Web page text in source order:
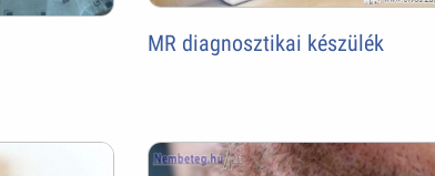
MR diagnosztikai készülék